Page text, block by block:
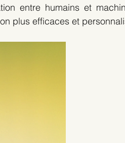
entre humains et
plus efficaces et